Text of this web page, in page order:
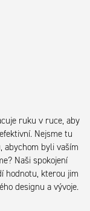
ruku v ruce, aby
Nejsme tu
abychom byli vaším
Naši spokojení
hodnotu, kterou jim
designu a vývoje.